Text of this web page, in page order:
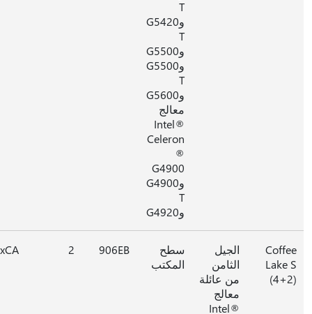
وG5420
وG5500
وG5500
معالج
Intel®
Celeron
G4900
وG4900
الجيل
الثامن
من عائلة
معالج
Intel®
سطح
المكتب
906EB
0xCA